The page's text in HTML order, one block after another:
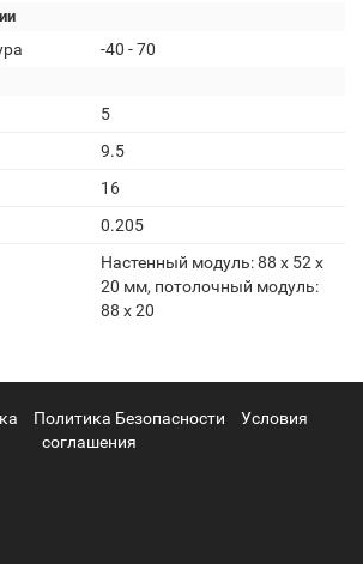
-40 - 70
5
9.5
16
0.205
Настенный модуль: 88 x 52 x
20 мм, потолочный модуль:
88 x 20
Политика Безопасности
Условия
соглашения